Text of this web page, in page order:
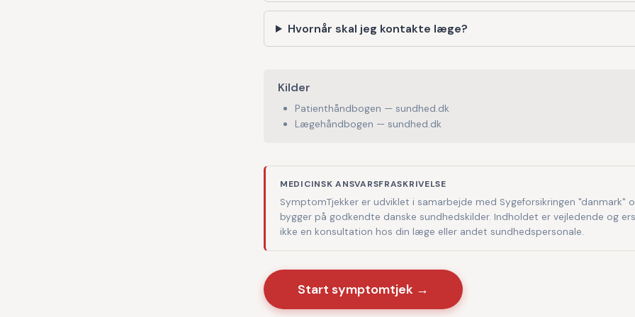
Hvornår skal jeg kontakte læge?
Kilder
Patienthåndbogen — sundhed.dk
Lægehåndbogen — sundhed.dk
MEDICINSK ANSVARSFRASKRIVELSE
SymptomTjekker er udviklet i samarbejde med Sygeforsikringen "danmark"
bygger på godkendte danske sundhedskilder. Indholdet er vejledende og
ikke en konsultation hos din læge eller andet sundhedspersonale.
Start symptomtjek →